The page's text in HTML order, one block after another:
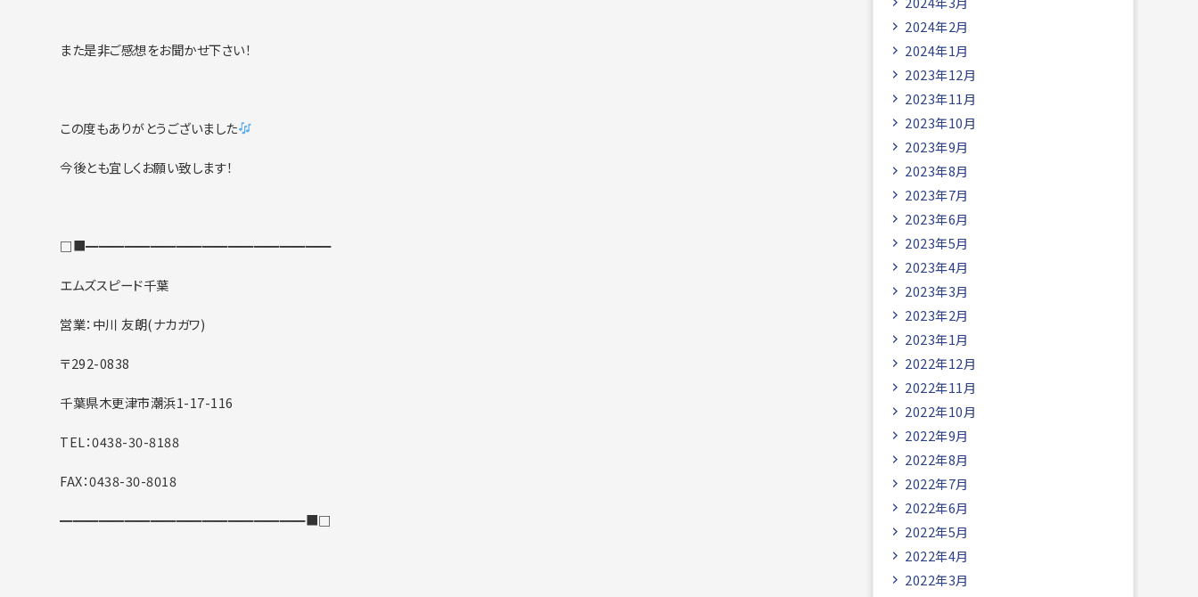
また是非ご感想をお聞かせ下さい！
この度もありがとうございました
今後とも宜しくお願い致します！
□■━━━━━━━━━━━━━━━━━━━
エムズスピード千葉
営業：中川 友朗(ナカガワ)
〒292-0838
千葉県木更津市潮浜1-17-116
TEL：0438-30-8188
FAX：0438-30-8018
━━━━━━━━━━━━━━━━━━━■□
2024年2月
2024年1月
2023年12月
2023年11月
2023年10月
2023年9月
2023年8月
2023年7月
2023年6月
2023年5月
2023年4月
2023年3月
2023年2月
2023年1月
2022年12月
2022年11月
2022年10月
2022年9月
2022年8月
2022年7月
2022年6月
2022年5月
2022年4月
2022年3月